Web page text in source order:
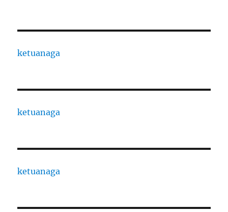
ketuanaga
ketuanaga
ketuanaga